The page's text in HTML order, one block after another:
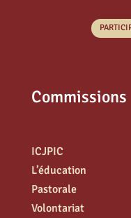
Commissions
ICJPIC
L’éducation
Pastorale
Volontariat